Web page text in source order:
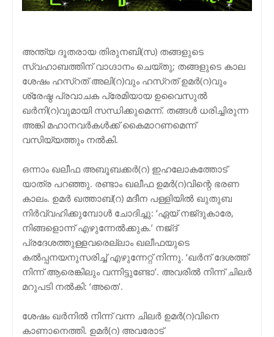
അന്ത്യ ദൂതരായ തിരുനബി(സ) തങ്ങളുടെ
സ്വഹാബത്തിന് വാഗ്ദാനം ചെയ്തു; തങ്ങളുടെ കാല
ശേഷം ഹസ്റത് അലി(റ)വും ഹസ്റത് ഉമര്‍(റ)വും
ശ്രേഷ്ഠ പ്രവാചക പ്രേമിയായ ഉവൈസുല്‍
ഖര്‍നി(റ)വുമായി സന്ധിക്കുമെന്ന്. തങ്ങള്‍ ധരിച്ചിരുന്ന
അങ്കി മഹാനവര്‍കള്‍ക്ക് കൈമാറണമെന്ന്
വസിയ്യത്തും നല്‍കി.
ഒന്നാം ഖലീഫ അബൂബക്കര്‍(റ) ഇഹലോകത്തോട്
യാത്ര പറഞ്ഞു. രണ്ടാം ഖലീഫ ഉമര്‍(റ)വിന്റെ ഭരണ
കാലം. ഉമര്‍ ഖത്താബ്(റ) മദീന പള്ളിയില്‍ ഖുതുബ
നിർവ്വഹിക്കുമ്പോൾ ചോദിച്ചു: ‘ഏയ് നജ്ദുകാരേ,
നിങ്ങളൊന്ന് എഴുന്നേല്‍ക്കുക.’ നജ്ദ്
പ്രദേശത്തുള്ളവരെല്ലാം ഖലീഫയുടെ
കല്‍പ്പനയനുസരിച്ച് എഴുന്നേറ്റ് നിന്നു. ‘ഖര്‍ന് ദേശത്ത്
നിന്ന് ആരെങ്കിലും വന്നിട്ടുണ്ടോ’. അവരില്‍ നിന്ന് ചിലര്‍
മറുപടി നല്‍കി: ‘അതെ’.
ശേഷം ഖര്‍നിൽ നിന്ന് വന്ന ചിലര്‍ ഉമര്‍(റ)വിനെ
കാണാനെത്തി. ഉമര്‍(റ) അവരോട്